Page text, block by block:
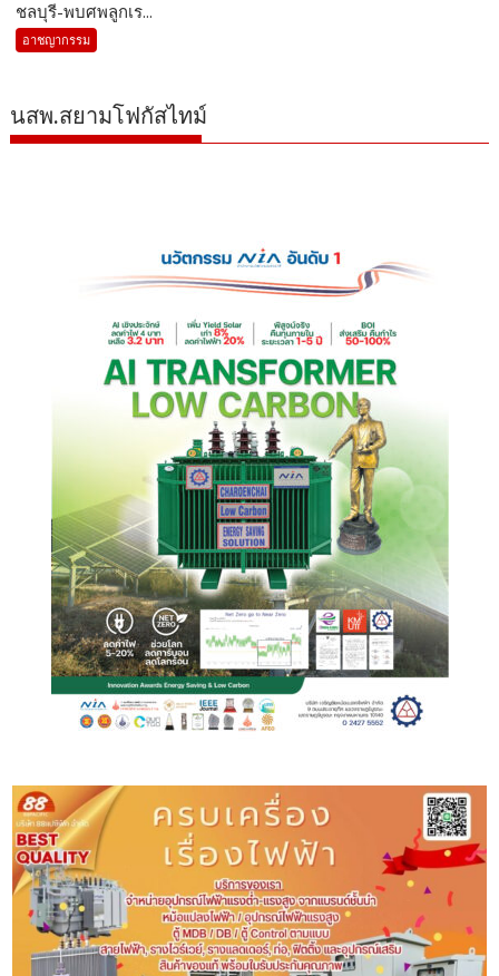
ชลบุรี-พบศพลูกเร...
อาชญากรรม
นสพ.สยามโฟกัสไทม์